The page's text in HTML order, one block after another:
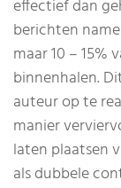
effectief dan
berichten
maar 10 – 15%
binnenhalen.
auteur op te
manier
laten plaatsen
als dubbele